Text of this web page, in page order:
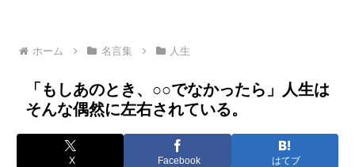
ホーム 名言集 人生
「もしあのとき、○○でなかったら」人生は
そんな偶然に左右されている。
X Facebook はてブ